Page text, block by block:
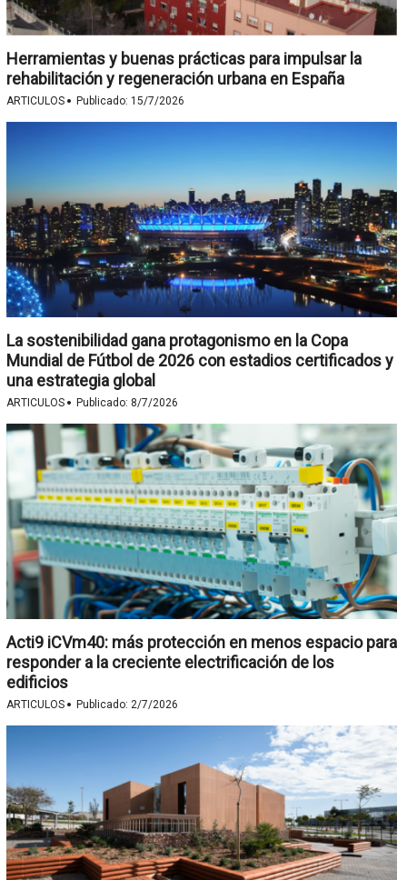
Herramientas y buenas prácticas para impulsar la
rehabilitación y regeneración urbana en España
ARTICULOS · Publicado: 15/7/2026
La sostenibilidad gana protagonismo en la Copa
Mundial de Fútbol de 2026 con estadios certificados y
una estrategia global
ARTICULOS · Publicado: 8/7/2026
Acti9 iCVm40: más protección en menos espacio para
responder a la creciente electrificación de los
edificios
ARTICULOS · Publicado: 2/7/2026